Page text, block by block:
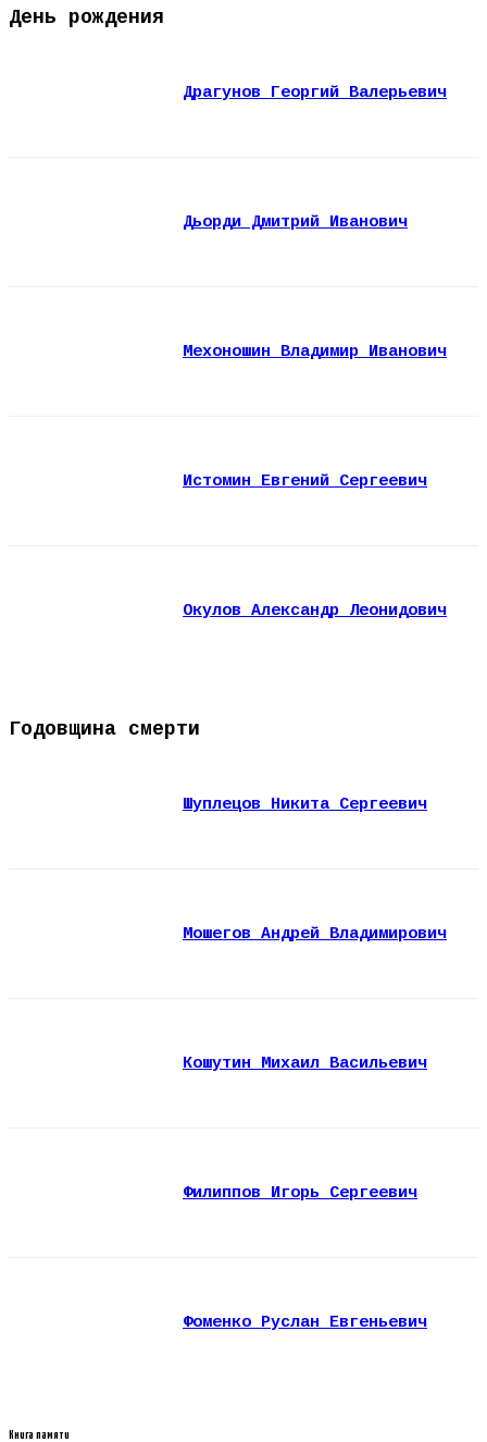
День рождения
Драгунов Георгий Валерьевич
Дьорди Дмитрий Иванович
Мехоношин Владимир Иванович
Истомин Евгений Сергеевич
Окулов Александр Леонидович
Годовщина смерти
Шуплецов Никита Сергеевич
Мошегов Андрей Владимирович
Кошутин Михаил Васильевич
Филиппов Игорь Сергеевич
Фоменко Руслан Евгеньевич
Книга памяти